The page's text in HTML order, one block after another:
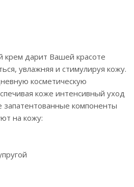
крем дарит Вашей красоте
увлажняя и стимулируя кожу.
косметическую
коже интенсивный уход
компоненты
на кожу: